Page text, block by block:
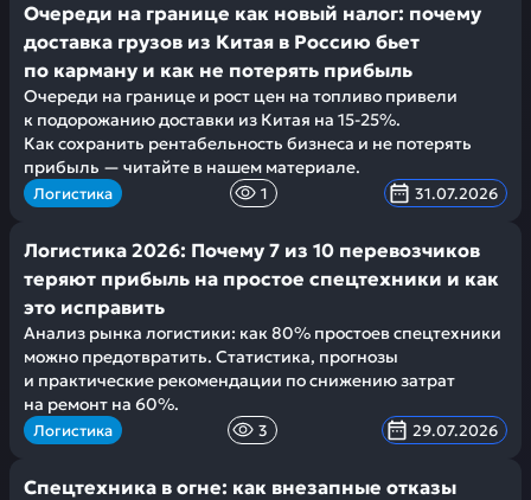
Очереди на границе как новый налог: почему
доставка грузов из Китая в Россию бьет
по карману и как не потерять прибыль
Очереди на границе и рост цен на топливо привели
к подорожанию доставки из Китая на 15-25%.
Как сохранить рентабельность бизнеса и не потерять
прибыль — читайте в нашем материале.
Логистика 1 31.07.2026
Логистика 2026: Почему 7 из 10 перевозчиков
теряют прибыль на простое спецтехники и как
это исправить
Анализ рынка логистики: как 80% простоев спецтехники
можно предотвратить. Статистика, прогнозы
и практические рекомендации по снижению затрат
на ремонт на 60%.
Логистика 3 29.07.2026
Спецтехника в огне: как внезапные отказы